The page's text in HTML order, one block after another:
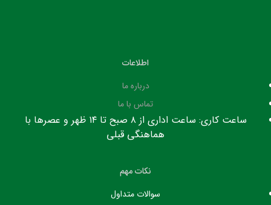
اطلاعات
درباره ما
تماس با ما
ساعت کاری: ساعت اداری از ۸ صبح تا ۱۴ ظهر و عصرها با
هماهنگی قبلی
نکات مهم
سوالات متداول